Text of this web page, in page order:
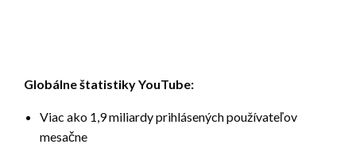
Globálne štatistiky YouTube:
Viac ako 1,9 miliardy prihlásených používateľov
mesačne